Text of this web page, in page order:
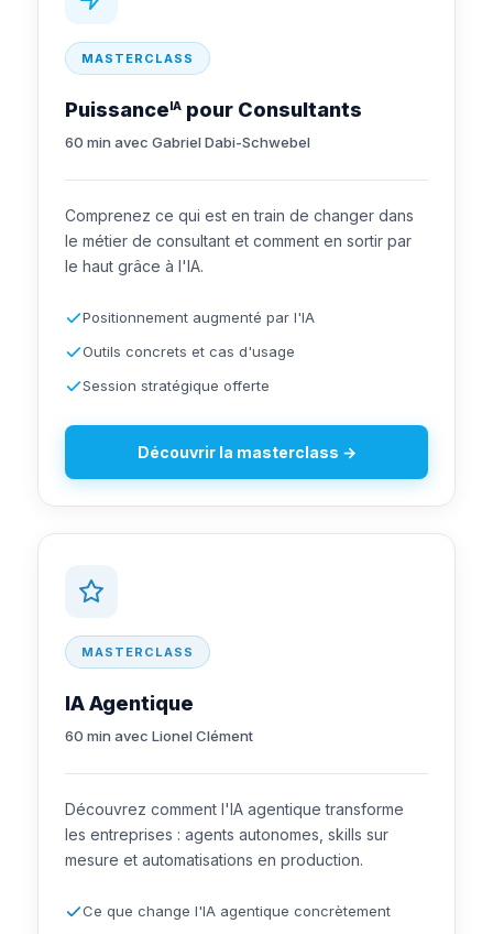
MASTERCLASS
Puissance IA pour Consultants
60 min avec Gabriel Dabi-Schwebel
Comprenez ce qui est en train de changer dans
le métier de consultant et comment en sortir par
le haut grâce à l'IA.
Positionnement augmenté par l'IA
Outils concrets et cas d'usage
Session stratégique offerte
Découvrir la masterclass →
MASTERCLASS
IA Agentique
60 min avec Lionel Clément
Découvrez comment l'IA agentique transforme
les entreprises : agents autonomes, skills sur
mesure et automatisations en production.
Ce que change l'IA agentique concrètement